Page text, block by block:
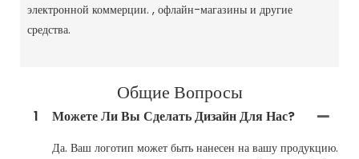
электронной коммерции. , офлайн-магазины и другие
средства. ‌
Общие Вопросы
1 Можете Ли Вы Сделать Дизайн Для Нас?
Да. Ваш логотип может быть нанесен на вашу продукцию.